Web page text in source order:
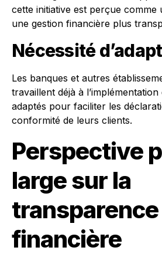
cette initiative est perçue comme
une gestion financière plus
Nécessité
Les banques et autres
travaillent déjà à l’implémentation
adaptés pour faciliter les
conformité de leurs clients.
Perspective
large sur la
transparence
financière